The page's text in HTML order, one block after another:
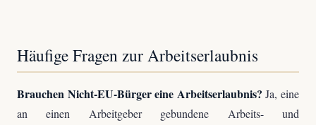
Häufige Fragen zur Arbeitserlaubnis
Brauchen Nicht-EU-Bürger eine Arbeitserlaubnis? Ja, eine
an einen Arbeitgeber gebundene Arbeits- und